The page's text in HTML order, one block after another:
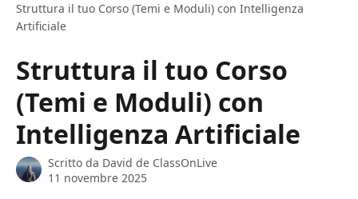
Struttura il tuo Corso (Temi e Moduli) con Intelligenza
Artificiale
Struttura il tuo Corso
(Temi e Moduli) con
Intelligenza Artificiale
Scritto da David de ClassOnLive
11 novembre 2025